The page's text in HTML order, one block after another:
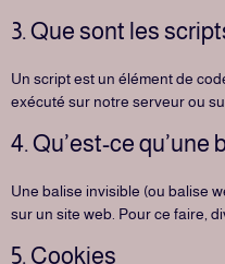
3. Que sont les
Un script est un élément de
exécuté sur notre serveur ou
4. Qu’est-ce qu’une
Une balise invisible (ou balise
sur un site web. Pour ce faire,
5. Cookies